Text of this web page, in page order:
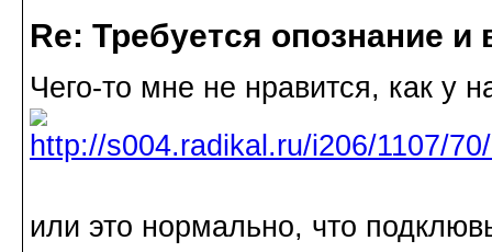
Re: Требуется опознание
Чего-то мне не нравится, как у
или это нормально, что